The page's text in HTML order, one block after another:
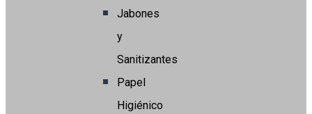
Jabones
y
Sanitizantes
Papel
Higiénico